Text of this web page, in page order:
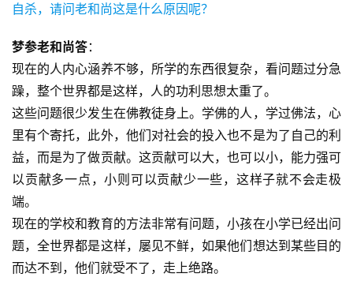
自杀，请问老和尚这是什么原因呢？
梦参老和尚答：
现在的人内心涵养不够，所学的东西很复杂，看问题过分急
躁，整个世界都是这样，人的功利思想太重了。
这些问题很少发生在佛教徒身上。学佛的人，学过佛法，心
里有个寄托，此外，他们对社会的投入也不是为了自己的利
益，而是为了做贡献。这贡献可以大，也可以小，能力强可
以贡献多一点，小则可以贡献少一些，这样子就不会走极
端。
现在的学校和教育的方法非常有问题，小孩在小学已经出问
题，全世界都是这样，屡见不鲜，如果他们想达到某些目的
而达不到，他们就受不了，走上绝路。